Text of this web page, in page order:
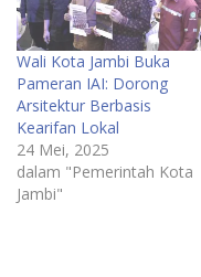
Wali Kota Jambi Buka
Pameran IAI: Dorong
Arsitektur Berbasis
Kearifan Lokal
24 Mei, 2025
dalam "Pemerintah Kota
Jambi"